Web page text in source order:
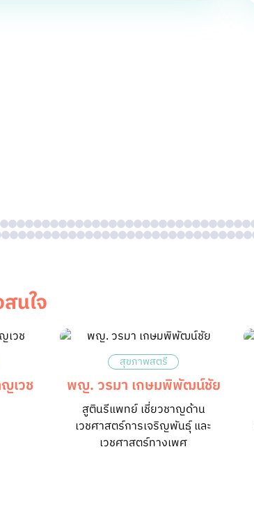
นใจ
เวช
สุขภาพสตรี
พญ. วรมา เกษมพิพัฒน์ชัย
สูตินรีแพทย์ เชี่ยวชาญด้าน
เวชศาสตร์การเจริญพันธุ์ และ
เวชศาสตร์ทางเพศ